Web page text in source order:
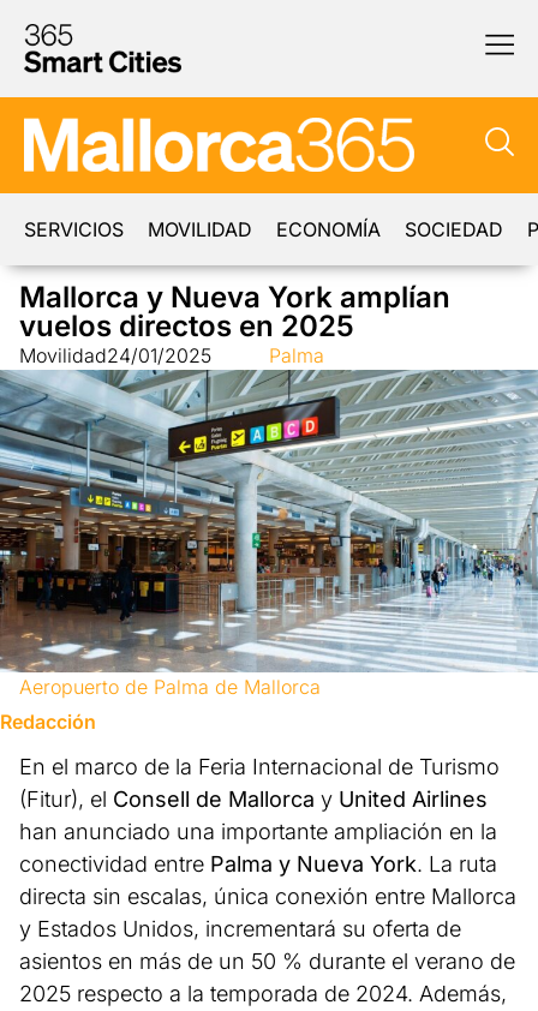
SERVICIOS MOVILIDAD ECONOMÍA SOCIEDAD
Mallorca y Nueva York amplían
vuelos directos en 2025
Movilidad24/01/2025 Palma
Aeropuerto de Palma de Mallorca
Redacción
En el marco de la Feria Internacional de Turismo
(Fitur), el Consell de Mallorca y United Airlines
han anunciado una importante ampliación en la
conectividad entre Palma y Nueva York. La ruta
directa sin escalas, única conexión entre Mallorca
y Estados Unidos, incrementará su oferta de
asientos en más de un 50 % durante el verano de
2025 respecto a la temporada de 2024. Además,